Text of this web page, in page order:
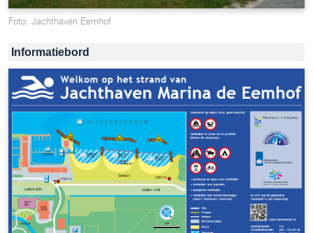
Foto: Jachthaven Eemhof
Informatiebord